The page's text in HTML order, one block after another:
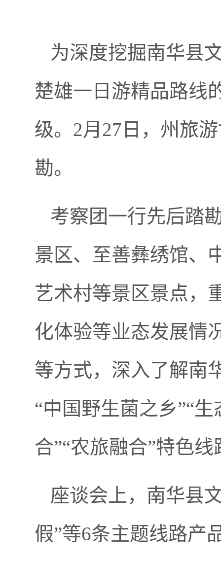
为深度挖掘南华县
楚雄一日游精品路线
级。2月27日，州旅
勘。
考察团一行先后踏
景区、至善彝绣馆、
艺术村等景区景点，
化体验等业态发展情
等方式，深入了解南
“中国野生菌之乡”“
合”“农旅融合”特色
座谈会上，南华县
假”等6条主题线路产